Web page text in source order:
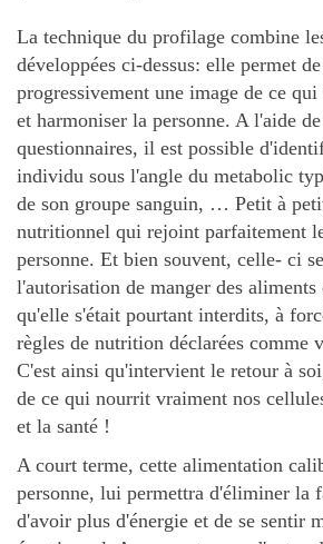
La technique du profilage combine
développées ci-dessus: elle permet
progressivement une image de ce
et harmoniser la personne. A l'aide
questionnaires, il est possible
individu sous l'angle du metabolic
de son groupe sanguin, … Petit à
nutritionnel qui rejoint parfaitement
personne. Et bien souvent, celle- ci
l'autorisation de manger des
qu'elle s'était pourtant interdits, à
règles de nutrition déclarées comme
C'est ainsi qu'intervient le retour à
de ce qui nourrit vraiment nos
et la santé !
A court terme, cette alimentation
personne, lui permettra d'éliminer la
d'avoir plus d'énergie et de se sentir